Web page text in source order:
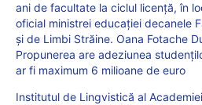
ani de facultate la ciclul licență, în
oficial ministrei educației decanele
și de Limbi Străine. Oana Fotache
Propunerea are adeziunea
ar fi maximum 6 milioane de euro
Institutul de Lingvistică al